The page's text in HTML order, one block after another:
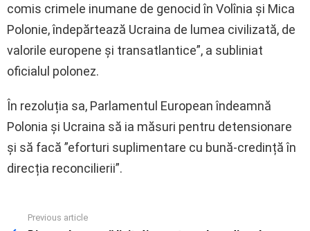
comis crimele inumane de genocid în Volînia și Mica
Polonie, îndepărtează Ucraina de lumea civilizată, de
valorile europene și transatlantice”, a subliniat
oficialul polonez.
În rezoluția sa, Parlamentul European îndeamnă
Polonia și Ucraina să ia măsuri pentru detensionare
și să facă ”eforturi suplimentare cu bună-credință în
direcția reconcilierii”.
Previous article